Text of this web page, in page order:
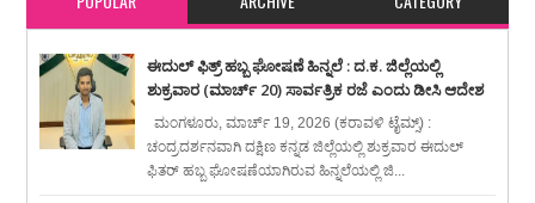
ಈದುಲ್ ಫಿತ್ರ್ ಹಬ್ಬ ಘೋಷಣೆ ಹಿನ್ನಲೆ : ದ.ಕ. ಜಿಲ್ಲೆಯಲ್ಲಿ
ಶುಕ್ರವಾರ (ಮಾರ್ಚ್ 20) ಸಾರ್ವತ್ರಿಕ ರಜೆ ಎಂದು ಡೀಸಿ ಆದೇಶ
ಮಂಗಳೂರು, ಮಾರ್ಚ್ 19, 2026 (ಕರಾವಳಿ ಟೈಮ್ಸ್) :
ಚಂದ್ರದರ್ಶನವಾಗಿ ದಕ್ಷಿಣ ಕನ್ನಡ ಜಿಲ್ಲೆಯಲ್ಲಿ ಶುಕ್ರವಾರ ಈದುಲ್
ಫಿತರ್ ಹಬ್ಬ ಘೋಷಣೆಯಾಗಿರುವ ಹಿನ್ನಲೆಯಲ್ಲಿ ಜಿ...